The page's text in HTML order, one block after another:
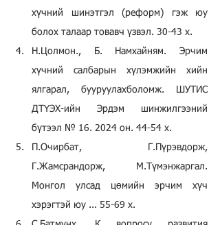
хүчний шинэтгэл (реформ) гэж юу
болох талаар товавч үзвэл. 30-43 х.
Н.Цолмон., Б. Намхайням. Эрчим
хүчний салбарын хүлэмжийн хийн
ялгарал, бууруулахболомж. ШУТИС
ДТҮЭХ-ийн Эрдэм шинжилгээний
бүтээл № 16. 2024 он. 44-54 х.
П.Очирбат, Г.Пүрэвдорж,
Г.Жамсрандорж, М.Түмэнжаргал.
Монгол улсад цөмийн эрчим хүч
хэрэгтэй юу ... 55-69 х.